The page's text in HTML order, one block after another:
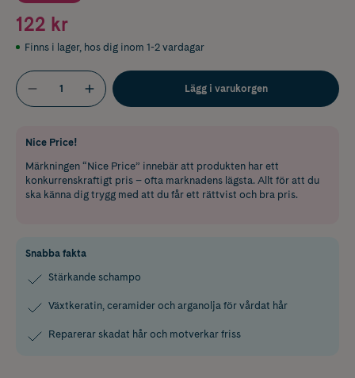
122 kr
Finns i lager, hos dig inom 1-2 vardagar
Lägg i varukorgen
Nice Price!
Märkningen “Nice Price” innebär att produkten har ett
konkurrenskraftigt pris – ofta marknadens lägsta. Allt för att du
ska känna dig trygg med att du får ett rättvist och bra pris.
Snabba fakta
Stärkande schampo
Växtkeratin, ceramider och arganolja för vårdat hår
Reparerar skadat hår och motverkar friss